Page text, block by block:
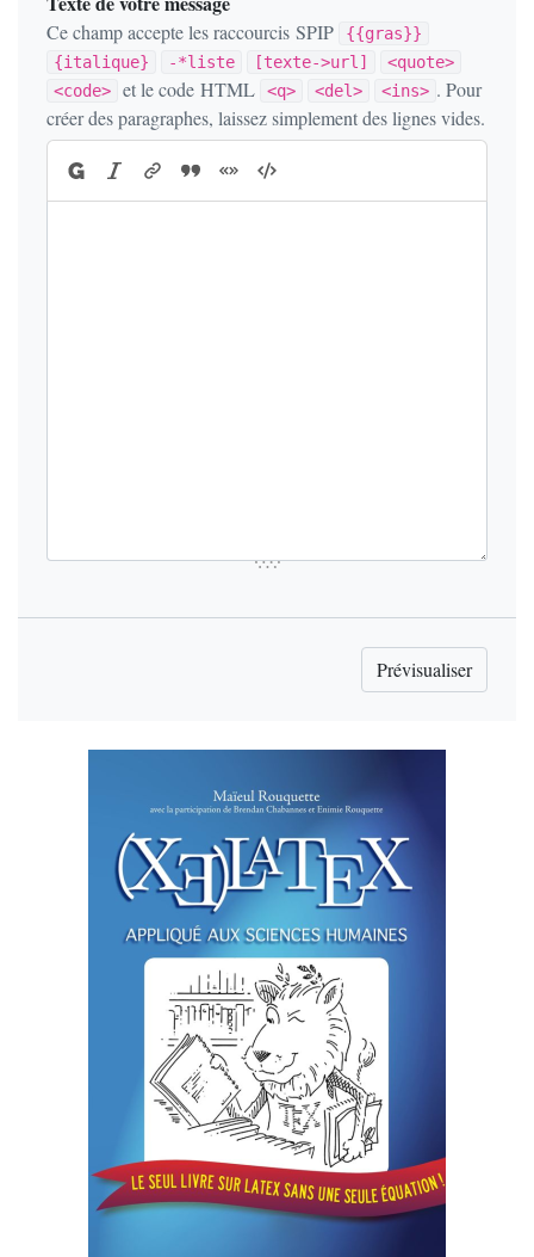
Ce champ accepte les raccourcis SPIP
{{gras}}
{italique}
-*liste [texte->url]
<quote>
<code>
et le code HTML <q> <del> <ins> . Pour
créer des paragraphes, laissez simplement des lignes vides.